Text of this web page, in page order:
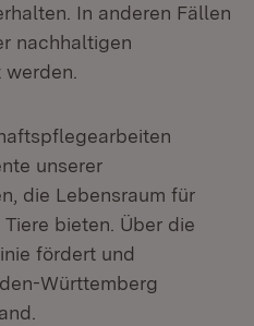
In anderen Fällen
nachhaltigen
unserer
die Lebensraum für
bieten. Über die
fördert und
Württemberg